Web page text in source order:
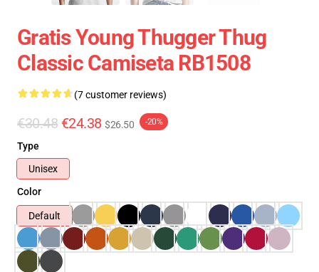
Gratis Young Thugger Thug
Classic Camiseta RB1508
(7 customer reviews)
€30.48 €24.38 $26.50 -20%
Type
Unisex
Color
Default